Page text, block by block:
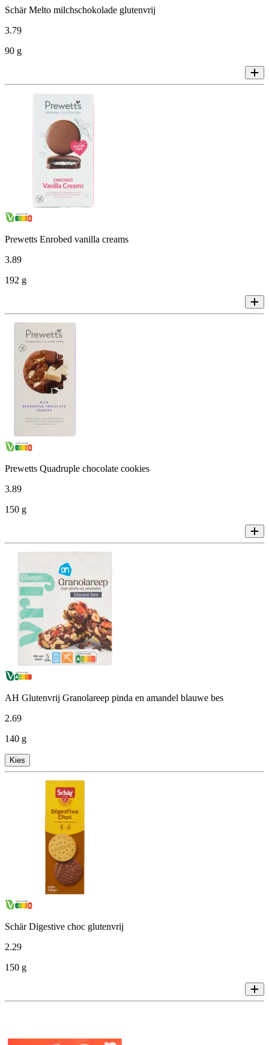
Schär Melto milchschokolade glutenvrij
3.79
90 g
Prewetts Enrobed vanilla creams
3.89
192 g
Prewetts Quadruple chocolate cookies
3.89
150 g
AH Glutenvrij Granolareep pinda en amandel blauwe bes
2.69
140 g
Kies
Schär Digestive choc glutenvrij
2.29
150 g